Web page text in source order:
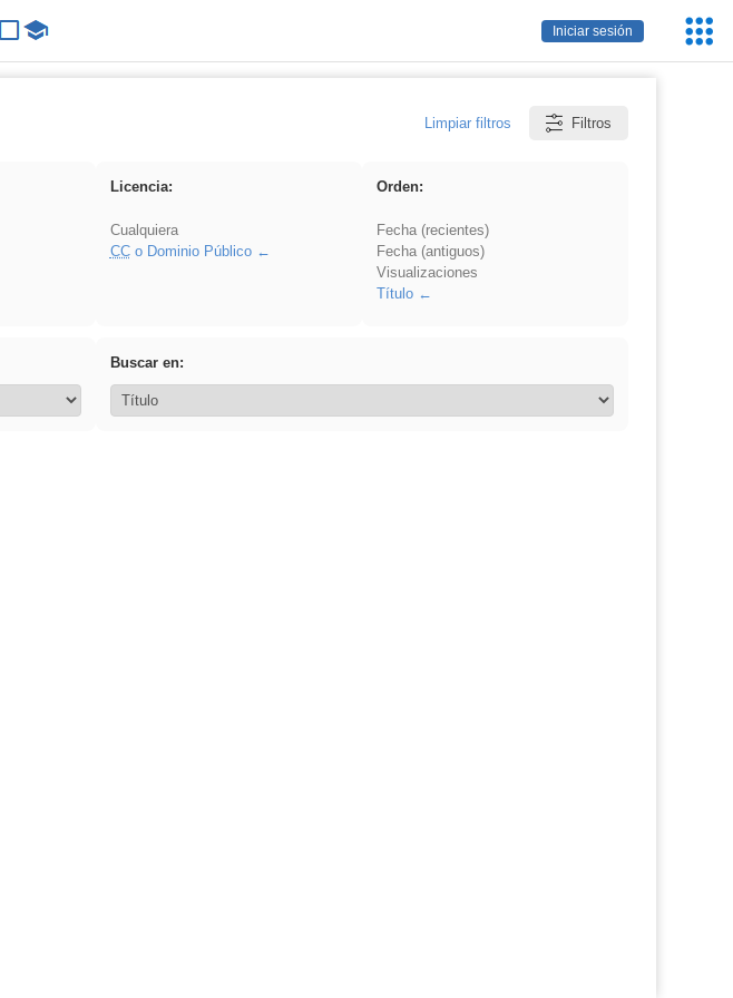
Iniciar sesión
Limpiar filtros Filtros
Licencia:
Cualquiera
CCo Dominio Público
Orden:
Fecha (recientes)
Fecha (antiguos)
Visualizaciones
Título
Buscar en: